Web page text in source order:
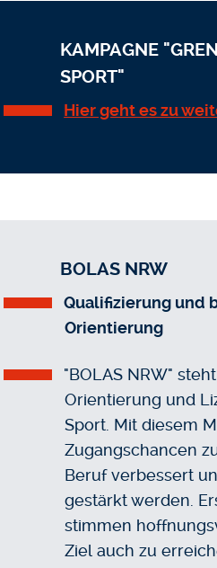
KAMPAGNE
SPORT"
Hier geht es zu
BOLAS NRW
Qualifizierung und
Orientierung
"BOLAS NRW"
Orientierung und
Sport. Mit diesem
Zugangschancen
Beruf verbessert
gestärkt werden.
stimmen
Ziel auch zu